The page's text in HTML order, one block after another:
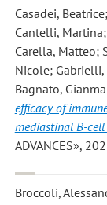
Casadei,
Cantelli,
Carella, Matteo;
Nicole;
Bagnato,
efficacy of
mediastinal B-
ADVANCES»,
Broccoli,